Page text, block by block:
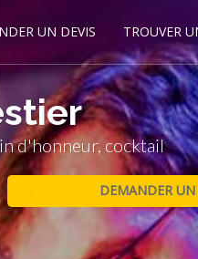
UN DEVIS TROUVER
d'honneur, cocktail